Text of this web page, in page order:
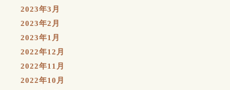
2023年3月
2023年2月
2023年1月
2022年12月
2022年11月
2022年10月